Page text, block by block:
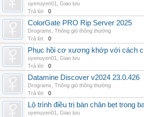
uyenuyen01
Giao lưu
Trả lời:
0
ColorGate PRO Rip Server 2025
Drograms Thông gió thông thường
Trả lời:
0
Phục hồi cơ xương khớp với cách
uyenuyen01
Giao lưu
Trả lời:
0
Datamine Discover v2024 23.0.426
Drograms Thông gió thông thường
Trả lời:
0
Lộ trình điều trị bàn chân bẹt trong
uyenuyen01
Giao lưu